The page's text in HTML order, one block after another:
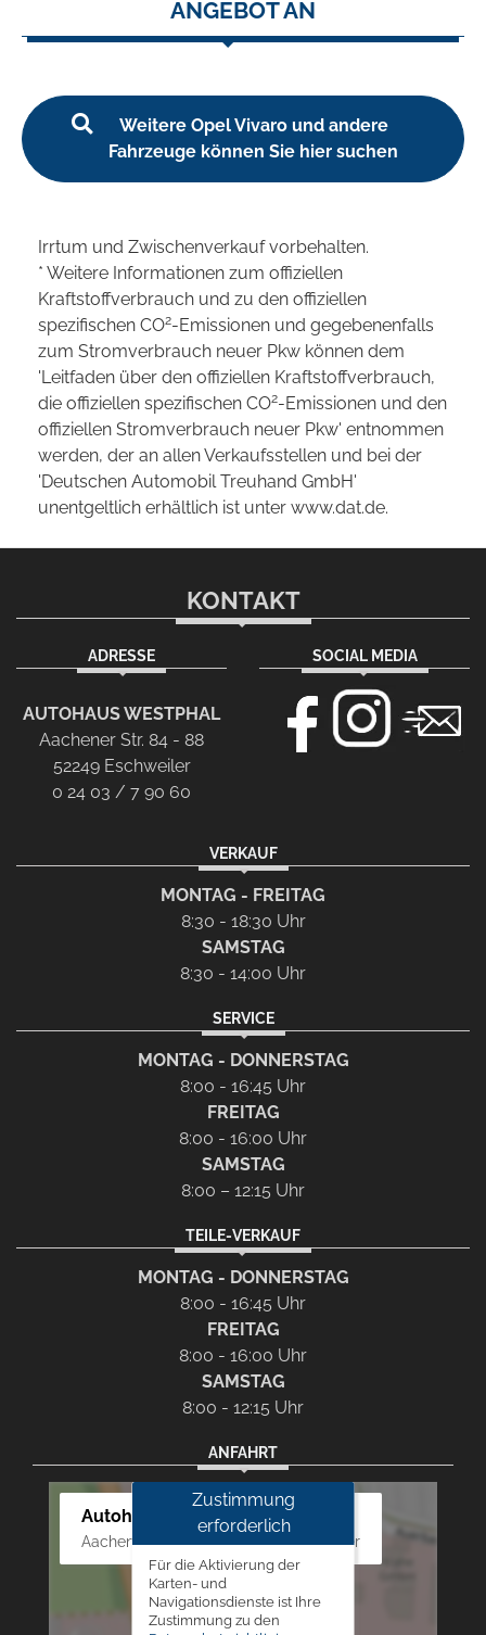
ANGEBOT AN
Weitere Opel Vivaro und andere
Fahrzeuge können Sie hier suchen
Irrtum und Zwischenverkauf vorbehalten.
* Weitere Informationen zum offiziellen
Kraftstoffverbrauch und zu den offiziellen
spezifischen CO2-Emissionen und gegebenenfalls
zum Stromverbrauch neuer Pkw können dem
'Leitfaden über den offiziellen Kraftstoffverbrauch,
die offiziellen spezifischen CO2-Emissionen und den
offiziellen Stromverbrauch neuer Pkw' entnommen
werden, der an allen Verkaufsstellen und bei der
'Deutschen Automobil Treuhand GmbH'
unentgeltlich erhältlich ist unter www.dat.de.
KONTAKT
ADRESSE
AUTOHAUS WESTPHAL
Aachener Str. 84 - 88
52249 Eschweiler
0 24 03 / 7 90 60
SOCIAL MEDIA
VERKAUF
MONTAG - FREITAG
8:30 - 18:30 Uhr
SAMSTAG
8:30 - 14:00 Uhr
SERVICE
MONTAG - DONNERSTAG
8:00 - 16:45 Uhr
FREITAG
8:00 - 16:00 Uhr
SAMSTAG
8:00 – 12:15 Uhr
TEILE-VERKAUF
MONTAG - DONNERSTAG
8:00 - 16:45 Uhr
FREITAG
8:00 - 16:00 Uhr
SAMSTAG
8:00 - 12:15 Uhr
ANFAHRT
Autohaus Westphal
Aachener Str. 84 - 88, 52249 Eschweiler
Zustimmung
erforderlich
Für die Aktivierung der
Karten- und
Navigationsdienste ist Ihre
Zustimmung zu den